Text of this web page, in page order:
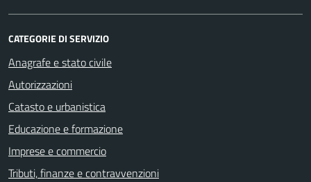
CATEGORIE DI SERVIZIO
Anagrafe e stato civile
Autorizzazioni
Catasto e urbanistica
Educazione e formazione
Imprese e commercio
Tributi, finanze e contravvenzioni